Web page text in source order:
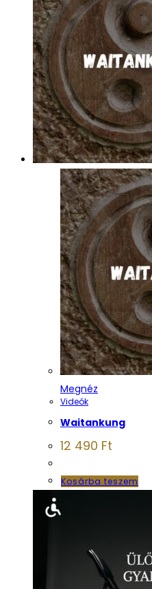
Megnéz
Videók
Waitankung
12 490 Ft
Kosárba teszem